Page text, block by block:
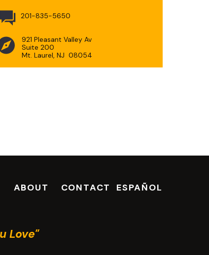
201-835-5650
921 Pleasant Valley Av
Suite 200
Mt. Laurel, NJ 08054
CONTACT
ABOUT ESPAÑOL
Love"